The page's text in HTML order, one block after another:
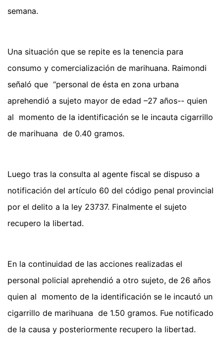
semana.
Una situación que se repite es la tenencia para
consumo y comercialización de marihuana. Raimondi
señaló que “personal de ésta en zona urbana
aprehendió a sujeto mayor de edad –27 años-- quien
al momento de la identificación se le incauta cigarrillo
de marihuana de 0.40 gramos.
Luego tras la consulta al agente fiscal se dispuso a
notificación del artículo 60 del código penal provincial
por el delito a la ley 23737. Finalmente el sujeto
recupero la libertad.
En la continuidad de las acciones realizadas el
personal policial aprehendió a otro sujeto, de 26 años
quien al momento de la identificación se le incautó un
cigarrillo de marihuana de 1.50 gramos. Fue notificado
de la causa y posteriormente recupero la libertad.